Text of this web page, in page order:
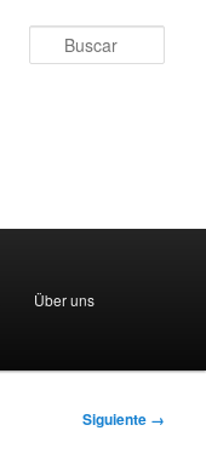
Über uns
Siguiente →